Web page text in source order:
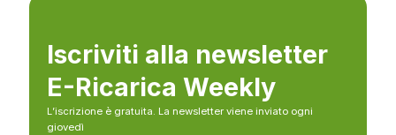
Iscriviti alla newsletter
E-Ricarica Weekly
L’iscrizione è gratuita. La newsletter viene inviato ogni
giovedì